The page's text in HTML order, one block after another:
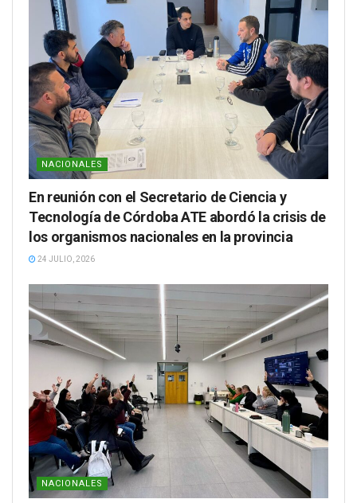
NACIONALES
En reunión con el Secretario de Ciencia y
Tecnología de Córdoba ATE abordó la crisis de
los organismos nacionales en la provincia
24 JULIO, 2026
NACIONALES